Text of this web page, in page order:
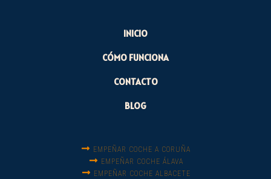
INICIO
CÓMO FUNCIONA
CONTACTO
BLOG
EMPEÑAR COCHE A CORUÑA
EMPEÑAR COCHE ÁLAVA
EMPEÑAR COCHE ALBACETE